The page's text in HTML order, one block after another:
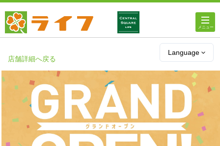
Language
店舗・チラシ情報
ライフのオンラインストア
ライフネットスーパー
店舗詳細へ戻る